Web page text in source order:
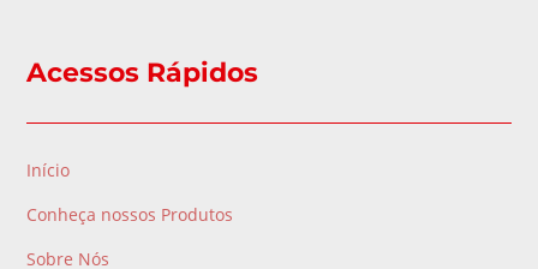
Acessos Rápidos
Início
Conheça nossos Produtos
Sobre Nós